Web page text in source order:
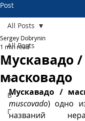
Post
All Posts
А
Б
В
Г
All Posts
Мускавадо /
масковадо
Sergey Dobrynin
1 min read
Мускавадо /
muscovado) одно
названий